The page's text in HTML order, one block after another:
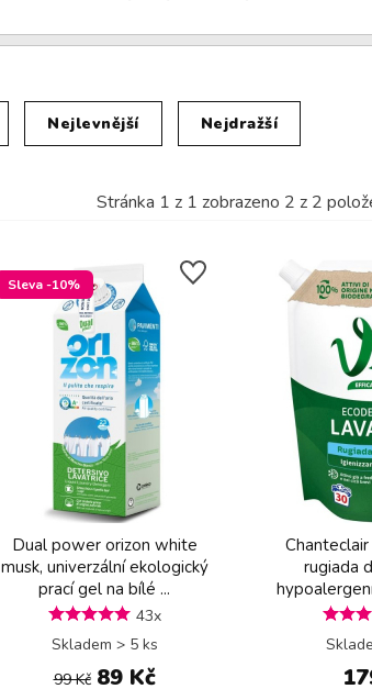
Nejlevnější Nejdražší
Stránka 1 z 1 zobrazeno 2 z 2
Sleva -10%
Dual power orizon white
musk, univerzální ekologický
prací gel na bílé ...
43x
Skladem > 5 ks
99 Kč 89 Kč
rugiada